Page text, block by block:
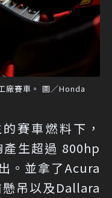
廠賽車。 圖／Honda
賽車燃料下，
生超過 800hp
。並拿了Acura
懸吊以及Dallara